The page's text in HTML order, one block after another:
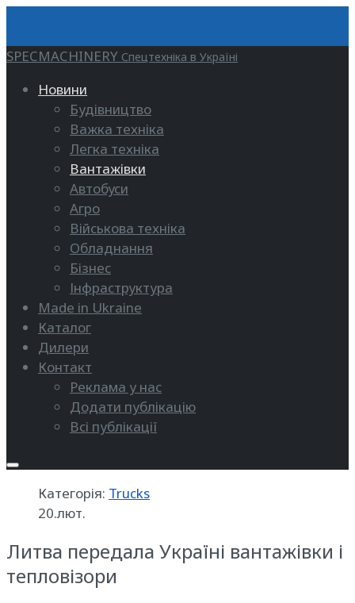
SPECMACHINERY Спецтехніка в Україні
Новини
Будівництво
Важка техніка
Легка техніка
Вантажівки
Автобуси
Агро
Військова техніка
Обладнання
Бізнес
Інфраструктура
Made in Ukraine
Каталог
Дилери
Контакт
Реклама у нас
Додати публікацію
Всі публікації
Категорія: Trucks
20.лют.
Литва передала Україні вантажівки і
тепловізори